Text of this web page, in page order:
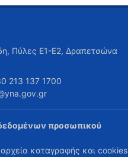
Πύλες Ε1-Ε2, Δραπετσώνα
213 137 1700
προσωπικού
αρχεία καταγραφής και cookies